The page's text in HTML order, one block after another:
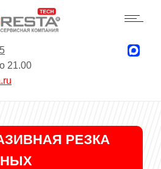
21.00
РЕЗКА